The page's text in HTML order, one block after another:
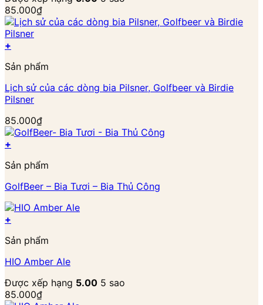
85.000₫
+
Sản phẩm
Lịch sử của các dòng bia Pilsner, Golfbeer và Birdie
Pilsner
85.000₫
+
Sản phẩm
GolfBeer – Bia Tươi – Bia Thủ Công
+
Sản phẩm
HIO Amber Ale
Được xếp hạng 5.00 5 sao
85.000₫